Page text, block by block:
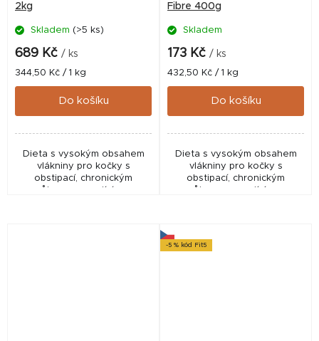
2kg
Skladem (>5 ks)
689 Kč / ks
Měrná
cena:
344,50 Kč / 1 kg
Do košíku
Dieta s vysokým obsahem
vlákniny pro kočky s
obstipací, chronickým
průjmem reagujícím na
Fibre 400g
Skladem
173 Kč / ks
Měrná
cena:
432,50 Kč / 1 kg
Do košíku
Dieta s vysokým obsahem
vlákniny pro kočky s
obstipací, chronickým
průjmem reagujícím na
-5 % kód Fit5